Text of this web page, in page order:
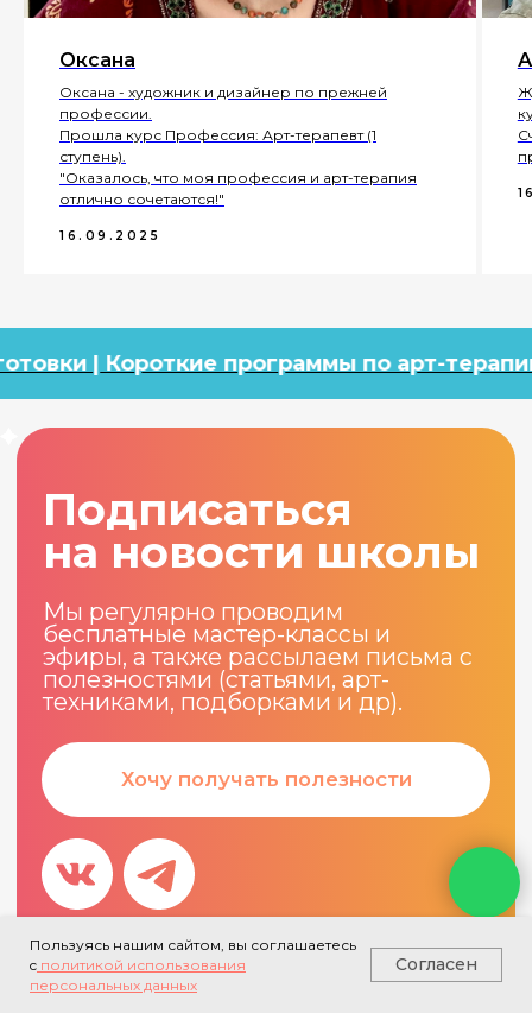
Оксана
Оксана - художник и дизайнер по прежней
профессии.
Прошла курс Профессия: Арт-терапевт (1
ступень).
"Оказалось, что моя профессия и арт-терапия
отлично сочетаются!"
16.09.2025
программы по арт-терапии
Пользуясь нашим сайтом, вы соглашаетесь
c политикой использования
персональных данных
Согласен